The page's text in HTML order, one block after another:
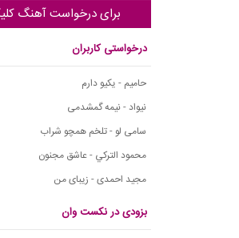
برای درخواست آهنگ
درخواستی کاربران
حامیم - یکیو دارم
نیواد - نیمه گمشدمی
سامی لو - تلخم همچو شراب
محمود التركي - عاشق مجنون
مجید احمدی - زیبای من
بزودی در نکست وان